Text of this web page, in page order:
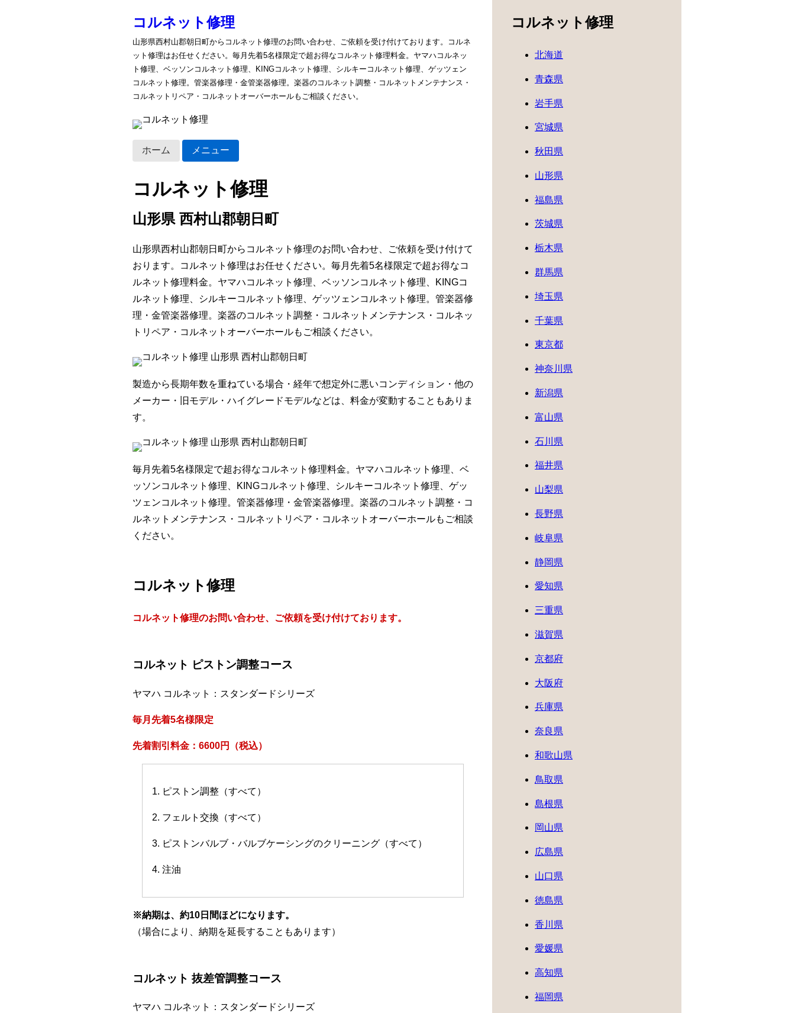
コルネット修理
山形県西村山郡朝日町からコルネット修理のお問い合わせ、ご依頼を受け付けております。コルネ
ット修理はお任せください。毎月先着5名様限定で超お得なコルネット修理料金。ヤマハコルネッ
ト修理、ベッソンコルネット修理、KINGコルネット修理、シルキーコルネット修理、ゲッツェン
コルネット修理。管楽器修理・金管楽器修理。楽器のコルネット調整・コルネットメンテナンス・
コルネットリペア・コルネットオーバーホールもご相談ください。
ホーム メニュー
コルネット修理
山形県 西村山郡朝日町
山形県西村山郡朝日町からコルネット修理のお問い合わせ、ご依頼を受け付けて
おります。コルネット修理はお任せください。毎月先着5名様限定で超お得なコ
ルネット修理料金。ヤマハコルネット修理、ベッソンコルネット修理、KINGコ
ルネット修理、シルキーコルネット修理、ゲッツェンコルネット修理。管楽器修
理・金管楽器修理。楽器のコルネット調整・コルネットメンテナンス・コルネッ
トリペア・コルネットオーバーホールもご相談ください。
製造から長期年数を重ねている場合・経年で想定外に悪いコンディション・他の
メーカー・旧モデル・ハイグレードモデルなどは、料金が変動することもありま
す。
毎月先着5名様限定で超お得なコルネット修理料金。ヤマハコルネット修理、ベ
ッソンコルネット修理、KINGコルネット修理、シルキーコルネット修理、ゲッ
ツェンコルネット修理。管楽器修理・金管楽器修理。楽器のコルネット調整・コ
ルネットメンテナンス・コルネットリペア・コルネットオーバーホールもご相談
ください。
コルネット修理
コルネット修理のお問い合わせ、ご依頼を受け付けております。
コルネット ピストン調整コース
ヤマハ コルネット：スタンダードシリーズ
毎月先着5名様限定
先着割引料金：6600円（税込）
1. ピストン調整（すべて）
2. フェルト交換（すべて）
3. ピストンバルブ・バルブケーシングのクリーニング（すべて）
4. 注油
※納期は、約10日間ほどになります。
（場合により、納期を延長することもあります）
コルネット 抜差管調整コース
ヤマハ コルネット：スタンダードシリーズ
コルネット修理
北海道
青森県
岩手県
宮城県
秋田県
山形県
福島県
茨城県
栃木県
群馬県
埼玉県
千葉県
東京都
神奈川県
新潟県
富山県
石川県
福井県
山梨県
長野県
岐阜県
静岡県
愛知県
三重県
滋賀県
京都府
大阪府
兵庫県
奈良県
和歌山県
鳥取県
島根県
岡山県
広島県
山口県
徳島県
香川県
愛媛県
高知県
福岡県